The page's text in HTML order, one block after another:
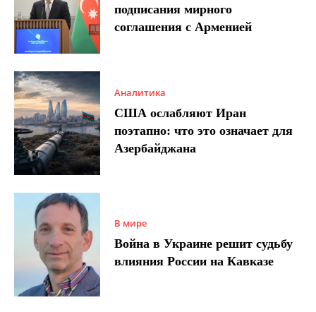
подписания мирного
соглашения с Арменией
Аналитика
США ослабляют Иран
поэтапно: что это означает для
Азербайджана
В мире
Война в Украине решит судьбу
влияния России на Кавказе